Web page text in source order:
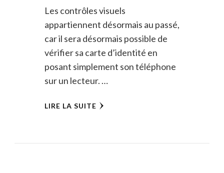
Les contrôles visuels
appartiennent désormais au passé,
car il sera désormais possible de
vérifier sa carte d’identité en
posant simplement son téléphone
sur un lecteur. …
LIRE LA SUITE